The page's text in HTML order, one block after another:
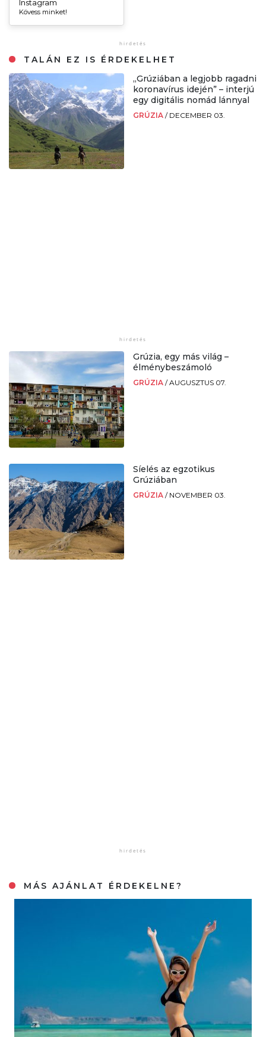
Instagram
Kövess minket!
TALÁN EZ IS ÉRDEKELHET
„Grúziában a legjobb ragadni
koronavírus idején” – interjú
egy digitális nomád lánnyal
GRÚZIA / DECEMBER 03.
Grúzia, egy más világ –
élménybeszámoló
GRÚZIA /AUGUSZTUS 07.
Síelés az egzotikus
Grúziában
GRÚZIA / NOVEMBER 03.
MÁS AJÁNLAT ÉRDEKELNE?